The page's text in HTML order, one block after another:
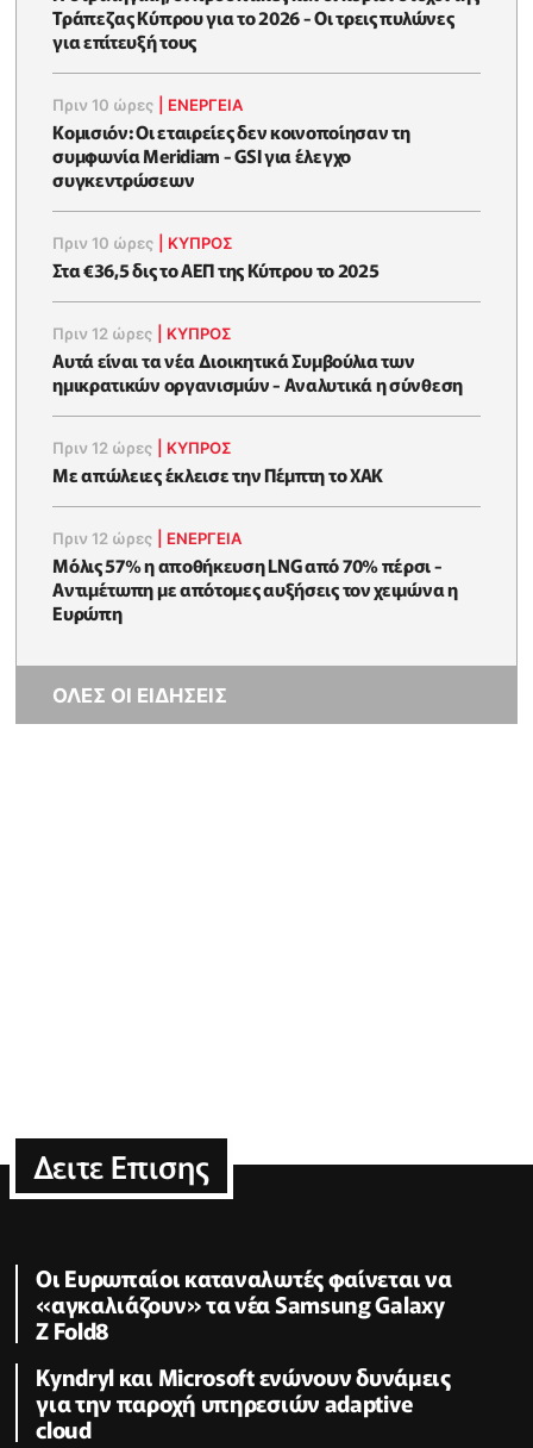
Τράπεζας Κύπρου για το 2026 - Οι τρεις πυλώνες
για επίτευξή τους
Πριν 10 ώρες ΕΝΈΡΓΕΙΑ
Κομισιόν: Οι εταιρείες δεν κοινοποίησαν τη
συμφωνία Meridiam - GSI για έλεγχο
συγκεντρώσεων
Πριν 10 ώρες ΚΥΠΡΟΣ
Στα €36,5 δις το ΑΕΠ της Κύπρου το 2025
Πριν 12 ώρες ΚΥΠΡΟΣ
Αυτά είναι τα νέα Διοικητικά Συμβούλια των
ημικρατικών οργανισμών - Αναλυτικά η σύνθεση
Πριν 12 ώρες ΚΥΠΡΟΣ
Με απώλειες έκλεισε την Πέμπτη το ΧΑΚ
Πριν 12 ώρες ΕΝΈΡΓΕΙΑ
Μόλις 57% η αποθήκευση LNG από 70% πέρσι -
Αντιμέτωπη με απότομες αυξήσεις τον χειμώνα η
Ευρώπη
ΟΛΕΣ ΟΙ ΕΙΔΗΣΕΙΣ
Δειτε Επισης
Οι Ευρωπαίοι καταναλωτές φαίνεται να
«αγκαλιάζουν» τα νέα Samsung Galaxy
Z Fold8
Kyndryl και Microsoft ενώνουν δυνάμεις
για την παροχή υπηρεσιών adaptive
cloud